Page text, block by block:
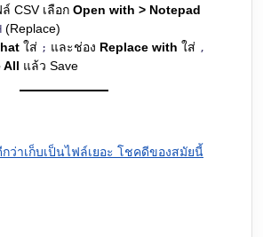
CSV เลือก Open with > Notepad
(Replace)
ใส่ ; และช่อง Replace with ใส่ ,
All แล้ว Save
กว่าเก็บเป็นไฟล์เยอะ โชคดีของสมัยนี้